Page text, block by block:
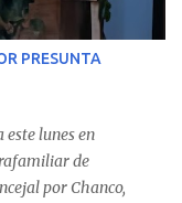
los casos
de Chanco,
El informe
se registró en
PRESUNTA
lunes en
de
por Chanco,